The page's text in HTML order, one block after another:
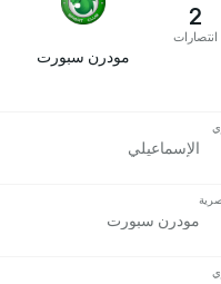
2
انتصارات
مودرن سبورت
الإسماعيلي
مودرن سبورت